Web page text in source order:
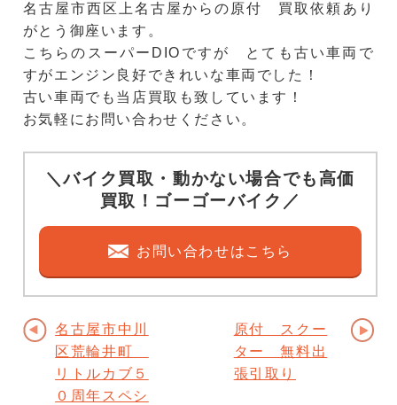
名古屋市西区上名古屋からの原付 買取依頼あり
がとう御座います。
こちらのスーパーDIOですが とても古い車両で
すがエンジン良好できれいな車両でした！
古い車両でも当店買取も致しています！
お気軽にお問い合わせください。
＼バイク買取・動かない場合でも高価
買取！ゴーゴーバイク／
お問い合わせはこちら
名古屋市中川
区荒輪井町
リトルカブ５
０周年スペシ
原付 スクー
ター 無料出
張引取り